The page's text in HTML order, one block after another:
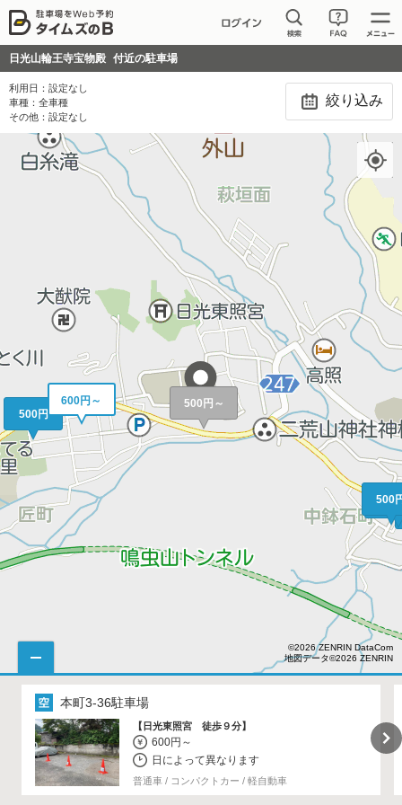
日光山輪王寺宝物殿 付近の駐車場
利用日： 設定なし
車種： 全車種
その他： 設定なし
絞り込み
500円～
400
500
500円
600円～
©2026 ZENRIN DataCom
地図データ©2026 ZENRIN
本町3-36駐車場
【日光東照宮 徒歩９分】
600円～
日によって異なります
普通車 / コンパクトカー / 軽自動車